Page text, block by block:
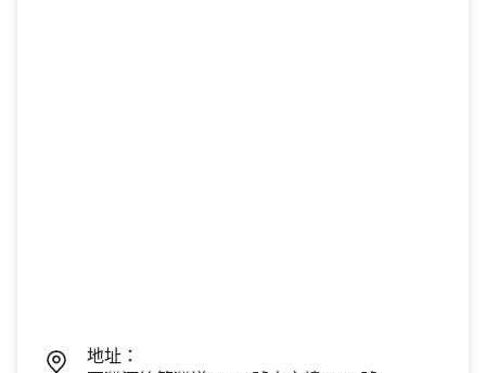
地址：